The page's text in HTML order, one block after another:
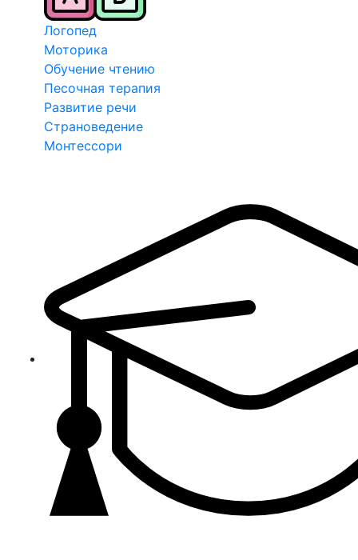
Логопед
Моторика
Обучение чтению
Песочная терапия
Развитие речи
Страноведение
Монтессори